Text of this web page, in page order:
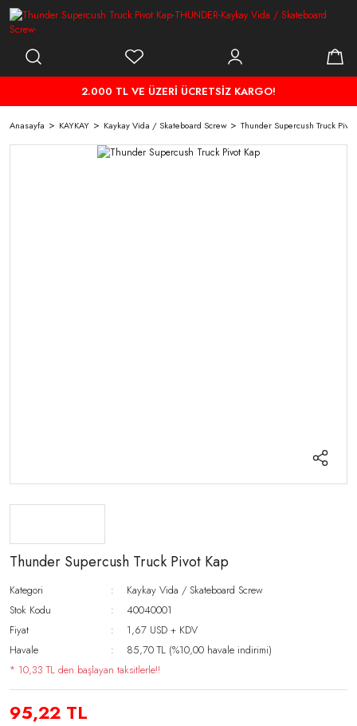
2.000 TL VE ÜZERİ ÜCRETSİZ KARGO!
Anasayfa KAYKAY Kaykay Vida / Skateboard Screw Thunder Supercush Truck
Thunder Supercush Truck Pivot Kap
Kategori
Kaykay Vida / Skateboard Screw
Stok Kodu
40040001
Fiyat
1,67 USD + KDV
Havale
85,70 TL (%10,00 havale indirimi)
* 10,33 TL den başlayan taksitlerle!!
95,22 TL